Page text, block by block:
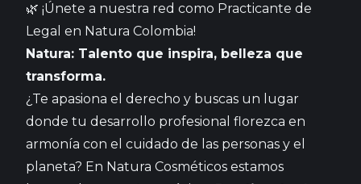
🌿 ¡Únete a nuestra red como Practicante de
Legal en Natura Colombia!
Natura: Talento que inspira, belleza que
transforma.
¿Te apasiona el derecho y buscas un lugar
donde tu desarrollo profesional florezca en
armonía con el cuidado de las personas y el
planeta? En Natura Cosméticos estamos